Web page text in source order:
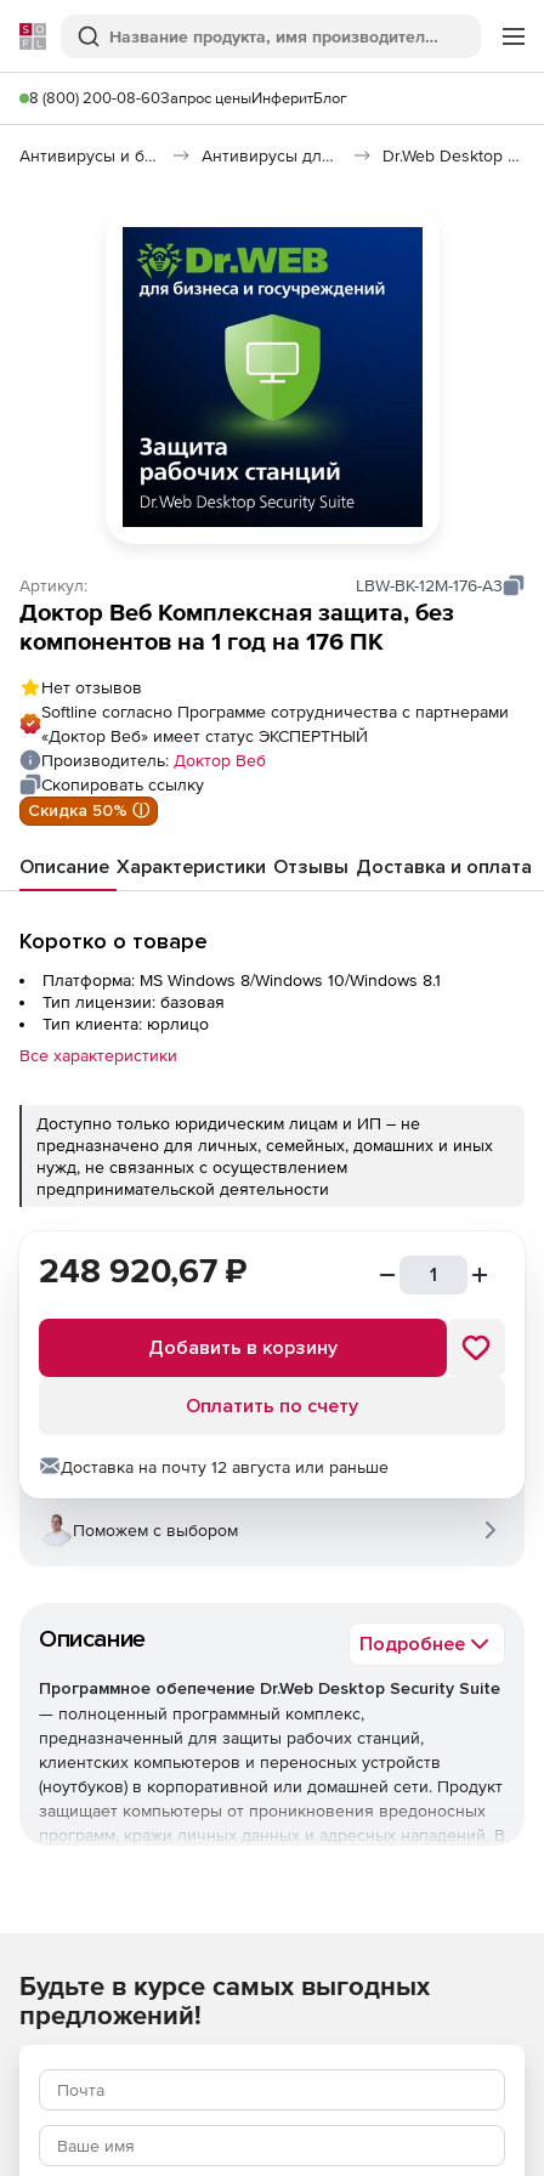
Softline
Поиск
8 (800) 200-08-60Запрос ценыИнферитБлог
Антивирусы и безопасность Антивирусы для организаций Dr.Web Desktop Security Suite
Артикул: LBW-BK-12M-176-A3
Доктор Веб Комплексная защита, без
компонентов на 1 год на 176 ПК
Нет отзывов
Softline согласно Программе сотрудничества с партнерами
«Доктор Веб» имеет статус ЭКСПЕРТНЫЙ
Производитель: Доктор Веб
Скопировать ссылку
Скидка 50% ⓘ
Описание Характеристики Отзывы Доставка и оплата
Коротко о товаре
Платформа: MS Windows 8/Windows 10/Windows 8.1
Тип лицензии: базовая
Тип клиента: юрлицо
Все характеристики
Доступно только юридическим лицам и ИП – не
предназначено для личных, семейных, домашних и иных
нужд, не связанных с осуществлением
предпринимательской деятельности
Описание Подробнее
Программное обепечение Dr.Web Desktop Security Suite
— полноценный программный комплекс,
предназначенный для защиты рабочих станций,
клиентских компьютеров и переносных устройств
(ноутбуков) в корпоративной или домашней сети. Продукт
защищает компьютеры от проникновения вредоносных
программ, кражи личных данных и адресных нападений. В
Преимущества Dr.Web Desktop
Наличие сертификатов
Dr.Web Desktop Security Suite имеет сертификаты
соответствия ФСТЭК России и ФСБ. Это означает, что
248 920,67 ₽
Добавить в корзину
Оплатить по счету
Доставка на почту 12 августа или раньше
Поможем с выбором
Будьте в курсе самых выгодных
предложений!